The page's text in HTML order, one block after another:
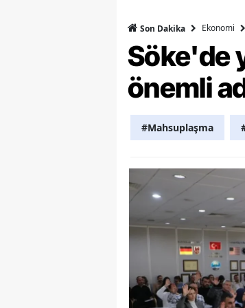
Son Dakika Ekonomi
Söke'de
önemli
#Mahsuplaşma